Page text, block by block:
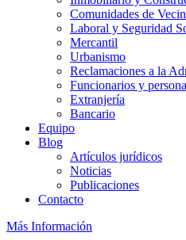
Comunidades de
Laboral y Seguridad
Mercantil
Urbanismo
Reclamaciones a la
Funcionarios y
Extranjería
Bancario
Equipo
Blog
Artículos jurídicos
Noticias
Publicaciones
Contacto
Más Información